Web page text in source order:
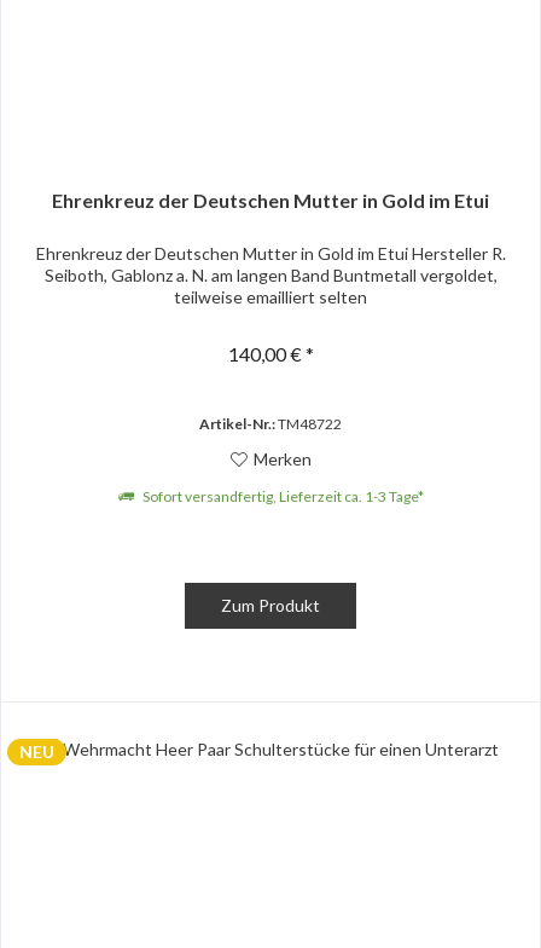
Ehrenkreuz der Deutschen Mutter in Gold im Etui
Ehrenkreuz der Deutschen Mutter in Gold im Etui Hersteller R.
Seiboth, Gablonz a. N. am langen Band Buntmetall vergoldet,
teilweise emailliert selten
140,00 € *
Artikel-Nr.:TM48722
Merken
Sofort versandfertig, Lieferzeit ca. 1-3 Tage*
Zum Produkt
NEU